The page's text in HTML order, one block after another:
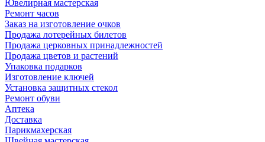
Ювелирная мастерская
Ремонт часов
Заказ на изготовление очков
Продажа лотерейных билетов
Продажа церковных принадлежностей
Продажа цветов и растений
Упаковка подарков
Изготовление ключей
Установка защитных стекол
Ремонт обуви
Аптека
Доставка
Парикмахерская